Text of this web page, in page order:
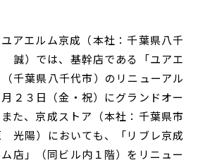
アエルム京成（本社：千葉県八千
誠）では、基幹店である「ユアエ
千葉県八千代市）のリニューアル
２３日（金・祝）にグランドオー
た、京成ストア（本社：千葉県市
光陽）においても、「リブレ京成
店」（同ビル内１階）をリニュー